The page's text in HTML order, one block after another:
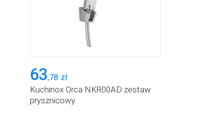
63,78 zł
Kuchinox Orca NKR00AD zestaw
prysznicowy